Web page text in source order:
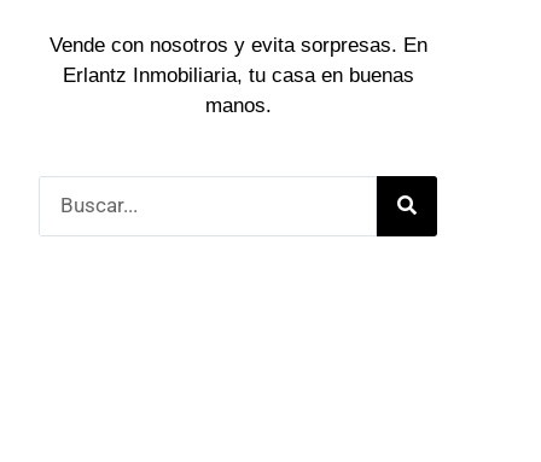
Vende con nosotros y evita sorpresas. En
Erlantz Inmobiliaria, tu casa en buenas
manos.